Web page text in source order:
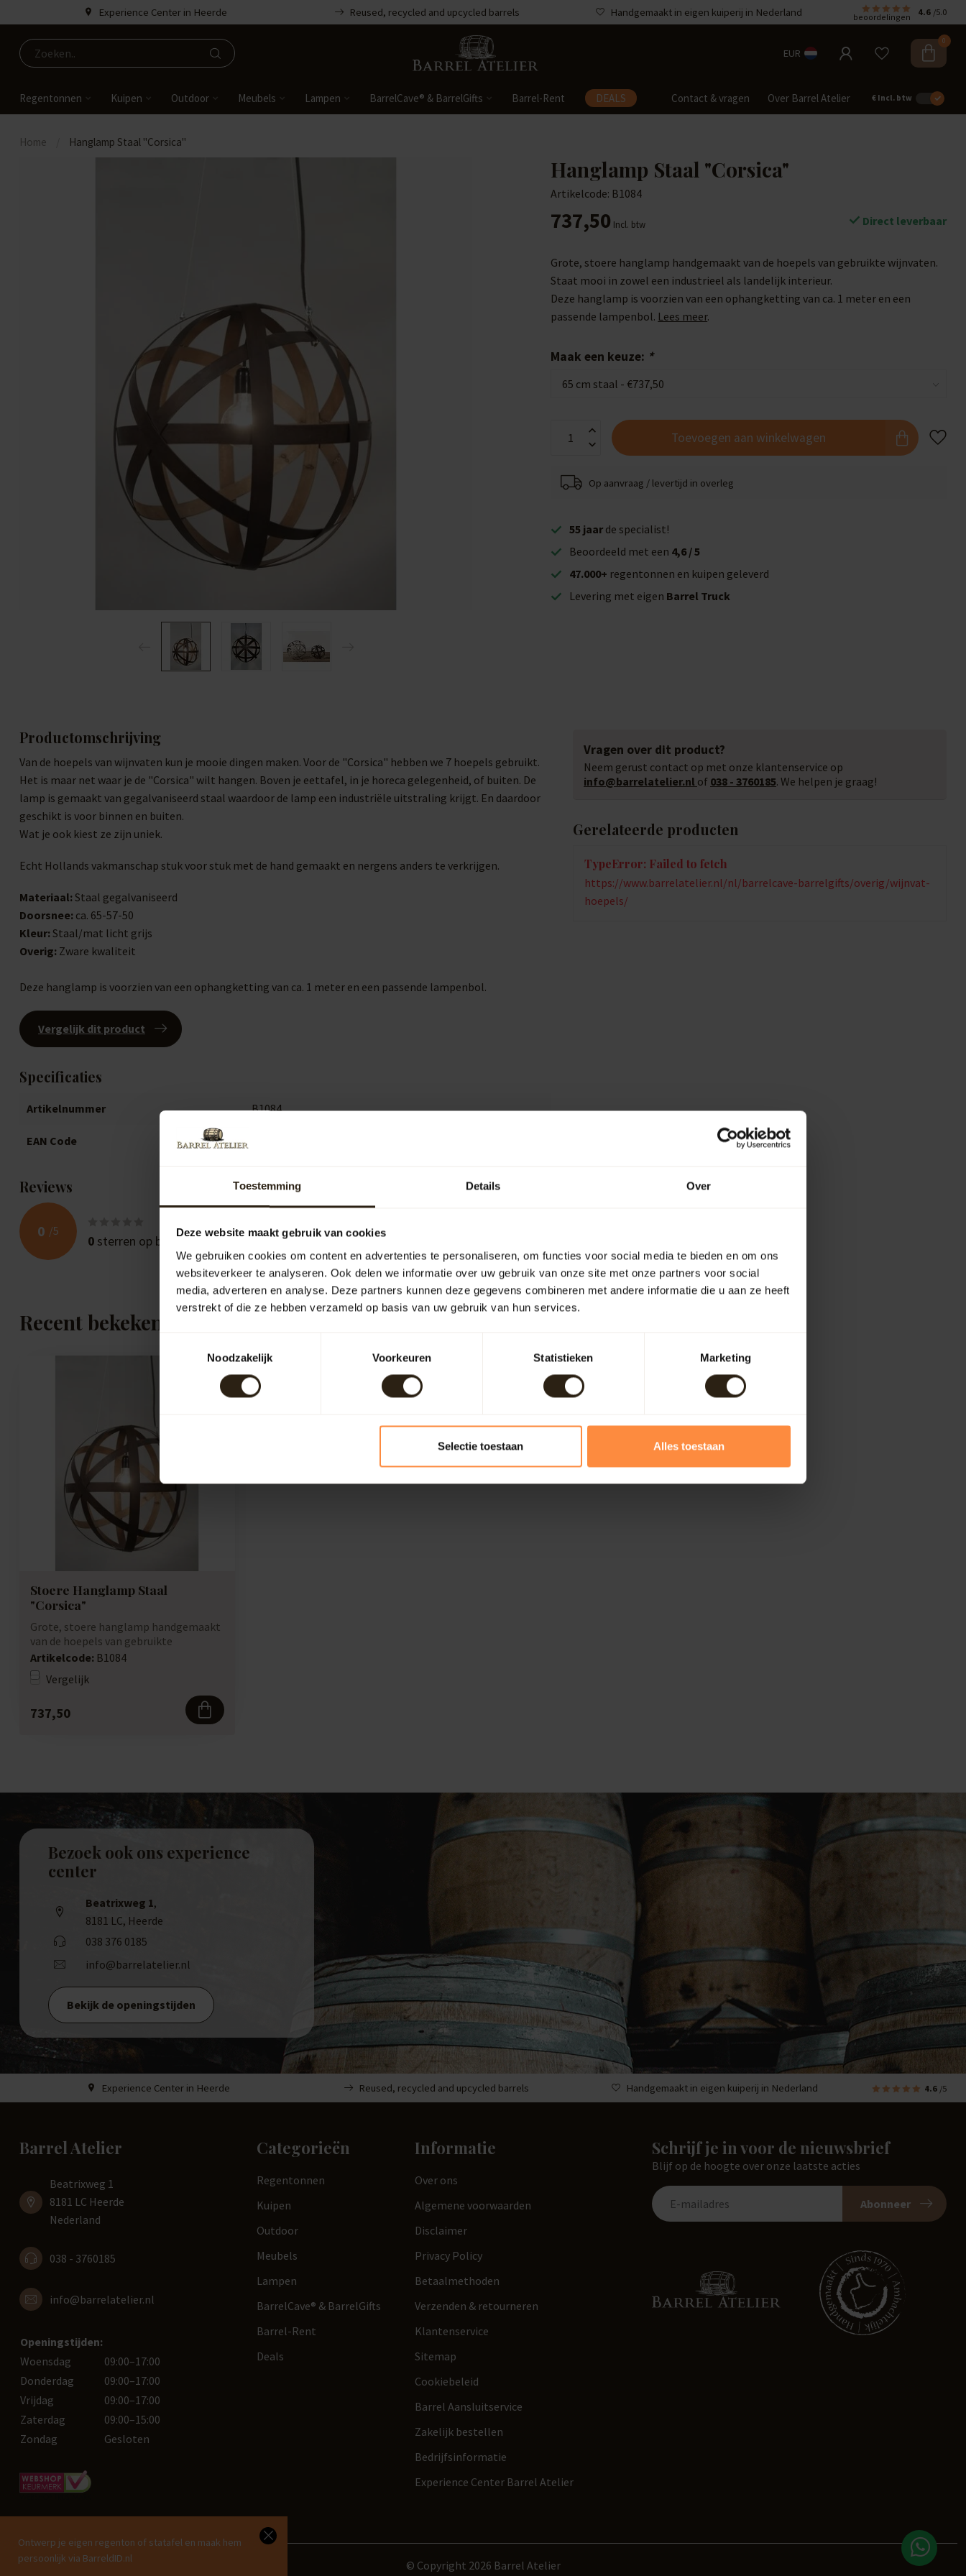
Toestemming Details Over
Deze website maakt gebruik van cookies
We gebruiken cookies om content en advertenties te personaliseren, om functies voor social media te bieden en om ons
websiteverkeer te analyseren. Ook delen we informatie over uw gebruik van onze site met onze partners voor social
media, adverteren en analyse. Deze partners kunnen deze gegevens combineren met andere informatie die u aan ze heeft
verstrekt of die ze hebben verzameld op basis van uw gebruik van hun services.
Noodzakelijk
Voorkeuren Statistieken Marketing
Selectie toestaan Alles toestaan
Experience Center in Heerde Reused, recycled and upcycled barrels Handgemaakt in eigen kuiperij in Nederland beoordelingen 4.6 /5.0
EUR
0
Regentonnen Kuipen Outdoor Meubels Lampen BarrelCave® & BarrelGifts Barrel-Rent DEALS Contact & vragen Over Barrel Atelier € Incl. btw
Ontwerp je eigen regenton of statafel en maak hem
persoonlijk via BarreldID.nl
Home Hanglamp Staal "Corsica"
Hanglamp Staal "Corsica"
Artikelcode: B1084
737,50 Incl. btw Direct leverbaar
Grote, stoere hanglamp handgemaakt van de hoepels van gebruikte wijnvaten.
Staat mooi in zowel een industrieel als landelijk interieur.
Deze hanglamp is voorzien van een ophangketting van ca. 1 meter en een
passende lampenbol. Lees meer.
Maak een keuze: *
Toevoegen aan winkelwagen
Op aanvraag / levertijd in overleg
55 jaar de specialist!
Beoordeeld met een 4,6 / 5
47.000+ regentonnen en kuipen geleverd
Levering met eigen Barrel Truck
Productomschrijving
Van de hoepels van wijnvaten kun je mooie dingen maken. Voor de "Corsica" hebben we 7 hoepels gebruikt.
Het is maar net waar je de "Corsica" wilt hangen. Boven je eettafel, in je horeca gelegenheid, of buiten. De
lamp is gemaakt van gegalvaniseerd staal waardoor de lamp een industriële uitstraling krijgt. En daardoor
geschikt is voor binnen en buiten.
Wat je ook kiest ze zijn uniek.
Echt Hollands vakmanschap stuk voor stuk met de hand gemaakt en nergens anders te verkrijgen.
Materiaal: Staal gegalvaniseerd
Doorsnee: ca. 65-57-50
Kleur: Staal/mat licht grijs
Overig: Zware kwaliteit
Deze hanglamp is voorzien van een ophangketting van ca. 1 meter en een passende lampenbol.
Vergelijk dit product
Specificaties
Artikelnummer B1084
EAN Code
Reviews
0 /5
0 sterren op basis van0beoordelingen
Vragen over dit product?
Neem gerust contact op met onze klantenservice op
info@barrelatelier.nl of 038 - 3760185. We helpen je graag!
Gerelateerde producten
TypeError: Failed to fetch
https://www.barrelatelier.nl/nl/barrelcave-barrelgifts/overig/wijnvat-
hoepels/
Recent bekeken
Stoere Hanglamp Staal
"Corsica"
Grote, stoere hanglamp handgemaakt
van de hoepels van gebruikte
wijnvaten. Staa...
Artikelcode: B1084
Vergelijk
737,50
Bezoek ook ons experience
center
Beatrixweg 1,
8181 LC, Heerde
038 376 0185
info@barrelatelier.nl
Bekijk de openingstijden
Experience Center in Heerde Reused, recycled and upcycled barrels Handgemaakt in eigen kuiperij in Nederland 4.6 /5
Barrel Atelier
Beatrixweg 1
8181 LC Heerde
Nederland
038 - 3760185
info@barrelatelier.nl
Openingstijden:
Woensdag
09:00–17:00
Donderdag
09:00–17:00
Vrijdag
09:00–17:00
Zaterdag
09:00–15:00
Zondag
Gesloten
Categorieën
Regentonnen
Kuipen
Outdoor
Meubels
Lampen
BarrelCave® & BarrelGifts
Barrel-Rent
Deals
Informatie
Over ons
Algemene voorwaarden
Disclaimer
Privacy Policy
Betaalmethoden
Verzenden & retourneren
Klantenservice
Sitemap
Cookiebeleid
Barrel Aansluitservice
Zakelijk bestellen
Bedrijfsinformatie
Experience Center Barrel Atelier
Schrijf je in voor de nieuwsbrief
Blijf op de hoogte over onze laatste acties
Abonneer
© Copyright 2026 Barrel Atelier